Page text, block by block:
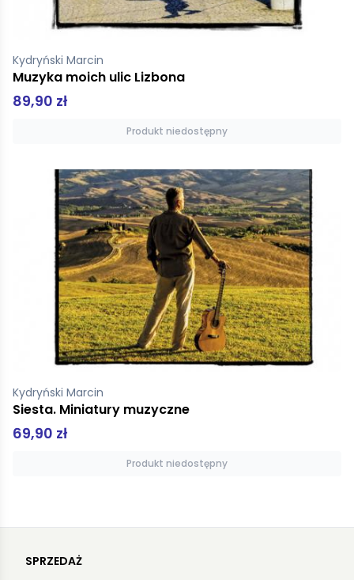
Kydryński Marcin
Muzyka moich ulic Lizbona
89,90 zł
Produkt niedostępny
Kydryński Marcin
Siesta. Miniatury muzyczne
69,90 zł
Produkt niedostępny
SPRZEDAŻ